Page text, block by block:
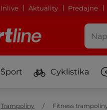
Inlive Aktuality Predajne
Šport Cyklistika
Trampolíny Fitness